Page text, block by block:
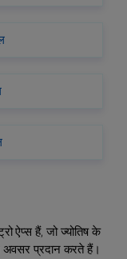
ऐप्स हैं, जो ज्योतिष के
अवसर प्रदान करते हैं।